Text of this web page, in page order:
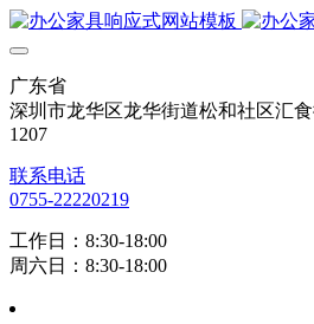
广东省
深圳市龙华区龙华街道松和社区汇
1207
联系电话
0755-22220219
工作日：8:30-18:00
周六日：8:30-18:00